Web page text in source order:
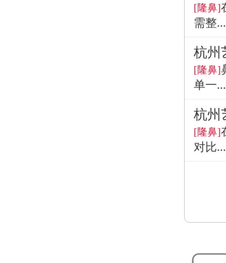
[隆鼻]
需整...
杭州
[隆鼻]
单一...
杭州
[隆鼻]
对比...